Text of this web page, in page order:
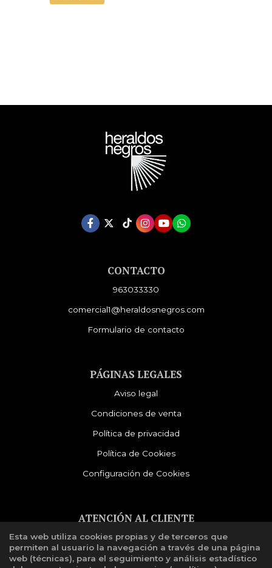
CONTACTO
963033330
comercial1@heraldosnegros.com
Formulario de contacto
PÁGINAS LEGALES
Aviso legal
Condiciones de venta
Política de privacidad
Política de Cookies
Configuración de Cookies
ATENCIÓN AL CLIENTE
Quiénes somos
Libro de reclamaciones
Esta web utiliza cookies propias y de terceros que
permiten al usuario la navegación a través de una página
web (técnicas), para el seguimiento y análisis estadístico